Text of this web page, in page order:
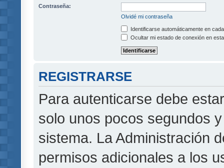
Contraseña:
Olvidé mi contraseña
Identificarse automáticamente en
Ocultar mi estado de conexión en
REGISTRARSE
Para autenticarse debe
solo unos pocos segundos
sistema. La Administración
permisos adicionales a los